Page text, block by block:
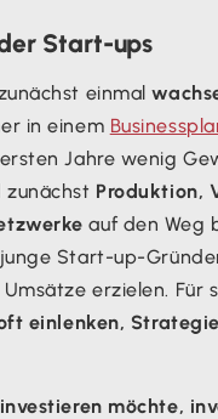
Start-ups
einmal
in einem
Jahre wenig
zunächst Produktion,
auf den Weg
Start-up-
erzielen. Für
einlenken,
möchte,